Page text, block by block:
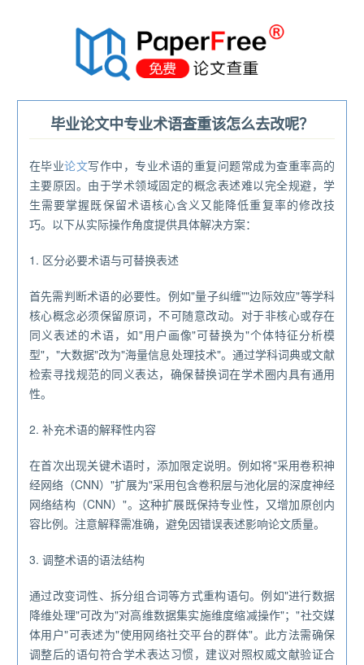
毕业论文中专业术语查重该怎么去改呢？
在毕业论文写作中，专业术语的重复问题常成为查重率高的
主要原因。由于学术领域固定的概念表述难以完全规避，学
生需要掌握既保留术语核心含义又能降低重复率的修改技
巧。以下从实际操作角度提供具体解决方案：
1. 区分必要术语与可替换表述
首先需判断术语的必要性。例如"量子纠缠""边际效应"等学科
核心概念必须保留原词，不可随意改动。对于非核心或存在
同义表述的术语，如"用户画像"可替换为"个体特征分析模
型"，"大数据"改为"海量信息处理技术"。通过学科词典或文献
检索寻找规范的同义表达，确保替换词在学术圈内具有通用
性。
2. 补充术语的解释性内容
在首次出现关键术语时，添加限定说明。例如将"采用卷积神
经网络（CNN）"扩展为"采用包含卷积层与池化层的深度神经
网络结构（CNN）"。这种扩展既保持专业性，又增加原创内
容比例。注意解释需准确，避免因错误表述影响论文质量。
3. 调整术语的语法结构
通过改变词性、拆分组合词等方式重构语句。例如"进行数据
降维处理"可改为"对高维数据集实施维度缩减操作"；"社交媒
体用户"可表述为"使用网络社交平台的群体"。此方法需确保
调整后的语句符合学术表达习惯，建议对照权威文献验证合